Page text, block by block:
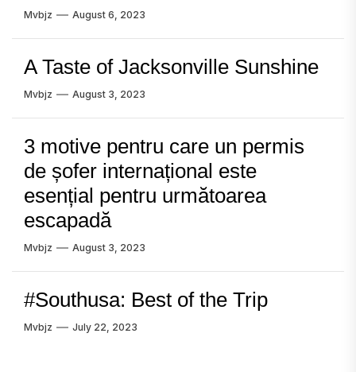
Mvbjz August 6, 2023
A Taste of Jacksonville Sunshine
Mvbjz August 3, 2023
3 motive pentru care un permis
de șofer internațional este
esențial pentru următoarea
escapadă
Mvbjz August 3, 2023
#Southusa: Best of the Trip
Mvbjz July 22, 2023